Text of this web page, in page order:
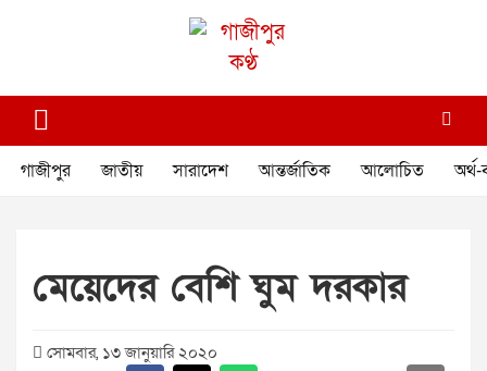
গাজীপুর কণ্ঠ
গাজীপুর জাতীয় সারাদেশ আন্তর্জাতিক আলোচিত অর্থ-
মেয়েদের বেশি ঘুম দরকার
সোমবার, ১৩ জানুয়ারি ২০২০